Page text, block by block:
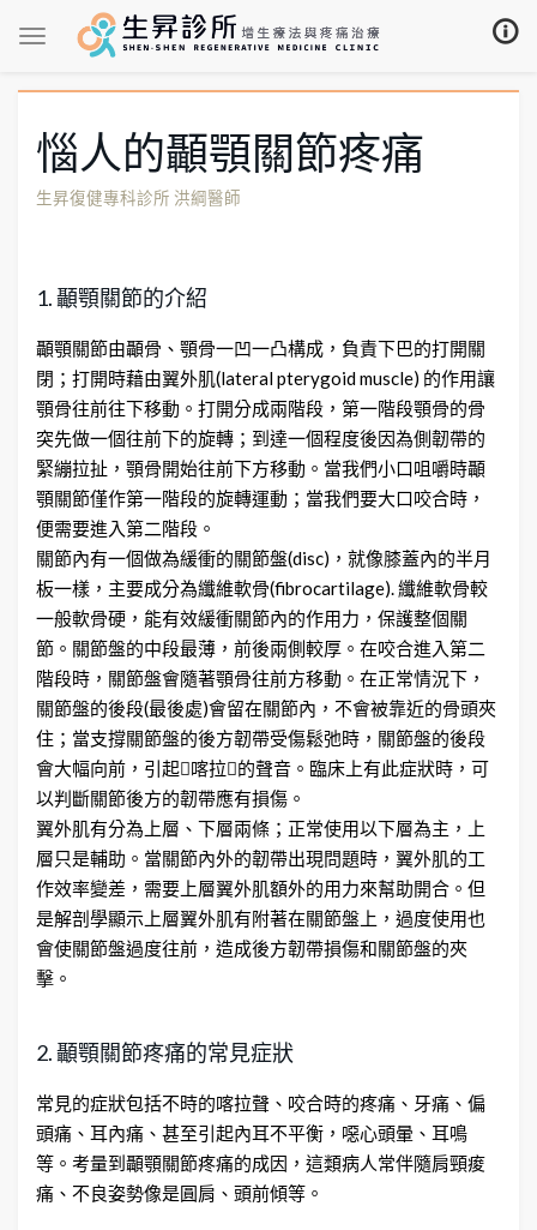
惱人的顳顎關節疼痛
生昇復健專科診所 洪綱醫師
1. 顳顎關節的介紹
顳顎關節由顳骨、顎骨一凹一凸構成，負責下巴的打開關
閉；打開時藉由翼外肌(lateral pterygoid muscle) 的作用讓
顎骨往前往下移動。打開分成兩階段，第一階段顎骨的骨
突先做一個往前下的旋轉；到達一個程度後因為側韌帶的
緊繃拉扯，顎骨開始往前下方移動。當我們小口咀嚼時顳
顎關節僅作第一階段的旋轉運動；當我們要大口咬合時，
便需要進入第二階段。
關節內有一個做為緩衝的關節盤(disc)，就像膝蓋內的半月
板一樣，主要成分為纖維軟骨(fibrocartilage). 纖維軟骨較
一般軟骨硬，能有效緩衝關節內的作用力，保護整個關
節。關節盤的中段最薄，前後兩側較厚。在咬合進入第二
階段時，關節盤會隨著顎骨往前方移動。在正常情況下，
關節盤的後段(最後處)會留在關節內，不會被靠近的骨頭夾
住；當支撐關節盤的後方韌帶受傷鬆弛時，關節盤的後段
會大幅向前，引起喀拉的聲音。臨床上有此症狀時，可
以判斷關節後方的韌帶應有損傷。
翼外肌有分為上層、下層兩條；正常使用以下層為主，上
層只是輔助。當關節內外的韌帶出現問題時，翼外肌的工
作效率變差，需要上層翼外肌額外的用力來幫助開合。但
是解剖學顯示上層翼外肌有附著在關節盤上，過度使用也
會使關節盤過度往前，造成後方韌帶損傷和關節盤的夾
擊。
2. 顳顎關節疼痛的常見症狀
常見的症狀包括不時的喀拉聲、咬合時的疼痛、牙痛、偏
頭痛、耳內痛、甚至引起內耳不平衡，噁心頭暈、耳鳴
等。考量到顳顎關節疼痛的成因，這類病人常伴隨肩頸痠
痛、不良姿勢像是圓肩、頭前傾等。